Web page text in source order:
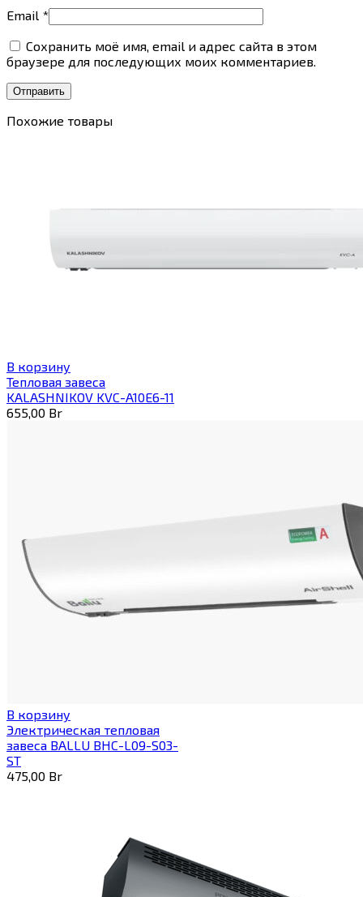
Email *
Сохранить моё имя, email и адрес сайта в этом
браузере для последующих моих комментариев.
Похожие товары
В корзину
Тепловая завеса
KALASHNIKOV KVC-A10E6-11
655,00 Br
В корзину
Электрическая тепловая
завеса BALLU BHC-L09-S03-
ST
475,00 Br